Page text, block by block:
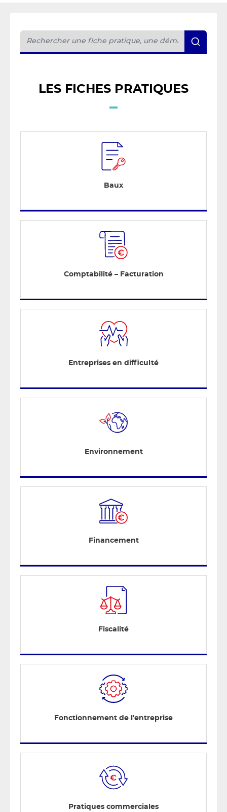
LES FICHES PRATIQUES
Baux
Comptabilité – Facturation
Entreprises en difficulté
Environnement
Financement
Fiscalité
Fonctionnement de l'entreprise
Pratiques commerciales